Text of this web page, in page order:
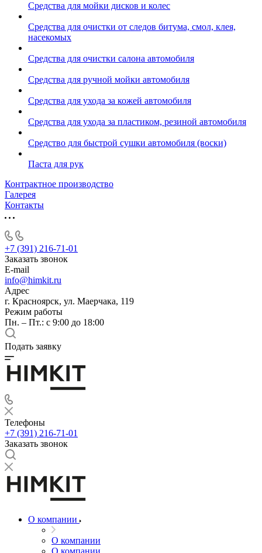
Средства для мойки дисков и колес
Средства для очистки от следов битума, смол, клея,
насекомых
Средства для очистки салона автомобиля
Средства для ручной мойки автомобиля
Средства для ухода за кожей автомобиля
Средства для ухода за пластиком, резиной автомобиля
Средство для быстрой сушки автомобиля (воски)
Паста для рук
Контрактное производство
Галерея
Контакты
+7 (391) 216-71-01
Заказать звонок
E-mail
info@himkit.ru
Адрес
г. Красноярск, ул. Маерчака, 119
Режим работы
Пн. – Пт.: с 9:00 до 18:00
Подать заявку
Телефоны
+7 (391) 216-71-01
Заказать звонок
О компании
О компании
О компании